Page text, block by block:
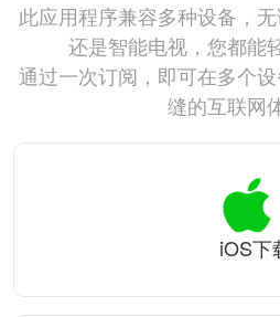
此应用程序兼容多种设备，
还是智能电视，您都能
通过一次订阅，即可在多个
缝的互联网
iOS下